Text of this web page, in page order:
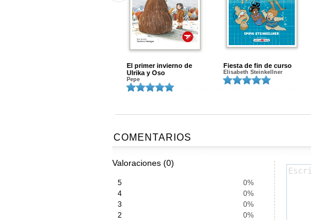
El primer invierno de
Ulrika y Oso
Pepe
Fiesta de fin de curso
Elisabeth Steinkellner
COMENTARIOS
Valoraciones (0)
5
0%
4
0%
3
0%
2
0%